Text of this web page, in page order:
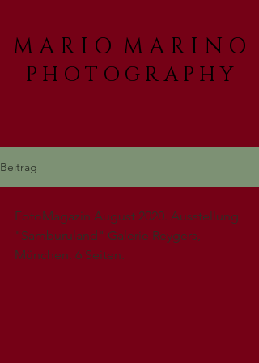
M A R I O M A R I N O
P H O T O G R A P H Y
Beitrag
FotoMagazin August 2020. Ausstellung
"Samburuland" Galerie Reygers,
München. 6 Seiten.